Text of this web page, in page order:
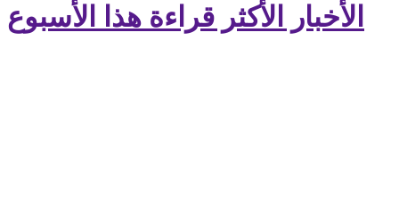
الأخبار الأكثر قراءة هذا الأسبوع